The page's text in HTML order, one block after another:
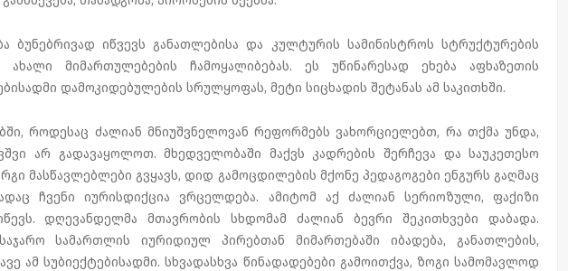
ბუნებრივად იწვევს განათლებისა და კულტურის სამინისტროს სტრუქტურების
ახალი მიმართულებების ჩამოყალიბებას. ეს უწინარესად ეხება აფხაზეთის
დამოკიდებულების სრულყოფას, მეტი სიცხადის შეტანას ამ საკითხში.
როდესაც ძალიან მნიუშვნელოვან რეფორმებს ვახორციელებთ, რა თქმა უნდა,
არ გადავაყოლოთ. მხედველობაში მაქვს კადრების შერჩევა და საუკეთესო
მასწავლებლები გვყავს, დიდ გამოცდილების მქონე პედაგოგები ენგურს გაღმაც
ჩვენი იურისდიქცია ვრცელდება. ამიტომ აქ ძალიან სერიოზული, ფაქიზი
დღევანდელმა მთავრობის სხდომამ ძალიან ბევრი შეკითხვები დაბადა.
სამართლის იურიდიულ პირებთან მიმართებაში იბადება, განათლების,
ამ სუბიექტებისადმი. სხვადასხვა წინადადებები გამოითქვა, ზოგი სამომავლოდ